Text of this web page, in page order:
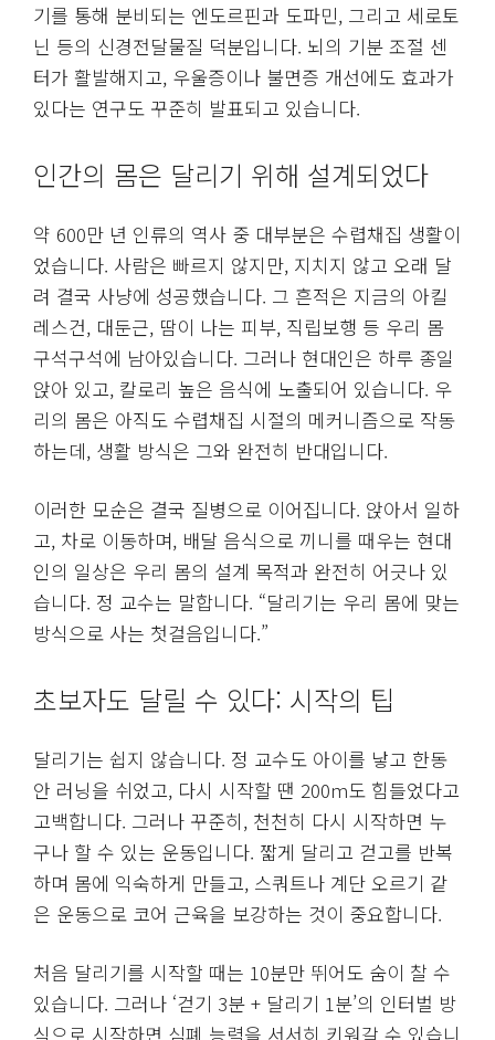
기를 통해 분비되는 엔도르핀과 도파민, 그리고 세로토
닌 등의 신경전달물질 덕분입니다. 뇌의 기분 조절 센
터가 활발해지고, 우울증이나 불면증 개선에도 효과가
있다는 연구도 꾸준히 발표되고 있습니다.
인간의 몸은 달리기 위해 설계되었다
약 600만 년 인류의 역사 중 대부분은 수렵채집 생활이
었습니다. 사람은 빠르지 않지만, 지치지 않고 오래 달
려 결국 사냥에 성공했습니다. 그 흔적은 지금의 아킬
레스건, 대둔근, 땀이 나는 피부, 직립보행 등 우리 몸
구석구석에 남아있습니다. 그러나 현대인은 하루 종일
앉아 있고, 칼로리 높은 음식에 노출되어 있습니다. 우
리의 몸은 아직도 수렵채집 시절의 메커니즘으로 작동
하는데, 생활 방식은 그와 완전히 반대입니다.
이러한 모순은 결국 질병으로 이어집니다. 앉아서 일하
고, 차로 이동하며, 배달 음식으로 끼니를 때우는 현대
인의 일상은 우리 몸의 설계 목적과 완전히 어긋나 있
습니다. 정 교수는 말합니다. “달리기는 우리 몸에 맞는
방식으로 사는 첫걸음입니다.”
초보자도 달릴 수 있다: 시작의 팁
달리기는 쉽지 않습니다. 정 교수도 아이를 낳고 한동
안 러닝을 쉬었고, 다시 시작할 땐 200m도 힘들었다고
고백합니다. 그러나 꾸준히, 천천히 다시 시작하면 누
구나 할 수 있는 운동입니다. 짧게 달리고 걷고를 반복
하며 몸에 익숙하게 만들고, 스쿼트나 계단 오르기 같
은 운동으로 코어 근육을 보강하는 것이 중요합니다.
처음 달리기를 시작할 때는 10분만 뛰어도 숨이 찰 수
있습니다. 그러나 ‘걷기 3분 + 달리기 1분’의 인터벌 방
식으로 시작하면 심폐 능력을 서서히 키워갈 수 있습니